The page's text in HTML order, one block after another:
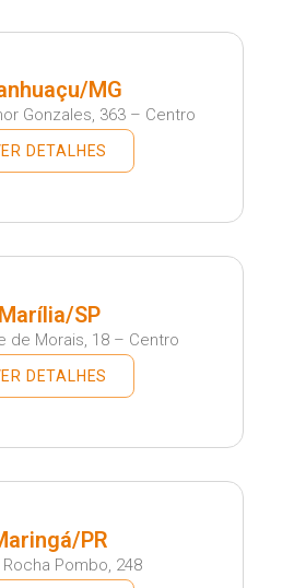
MG
Gonzales, 363 – Centro
DETALHES
Marília/SP
de Morais, 18 – Centro
DETALHES
PR
Pombo, 248